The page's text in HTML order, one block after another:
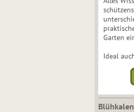
Garten
Ideal